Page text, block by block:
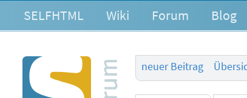
SELFHTML Wiki Forum Blog
neuer Beitrag